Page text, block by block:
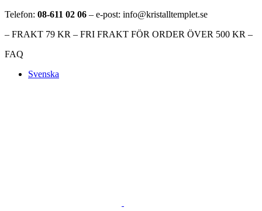
Telefon: 08-611 02 06 – e-post: info@kristalltemplet.se
– FRAKT 79 KR – FRI FRAKT FÖR ORDER ÖVER 500 KR –
FAQ
Svenska